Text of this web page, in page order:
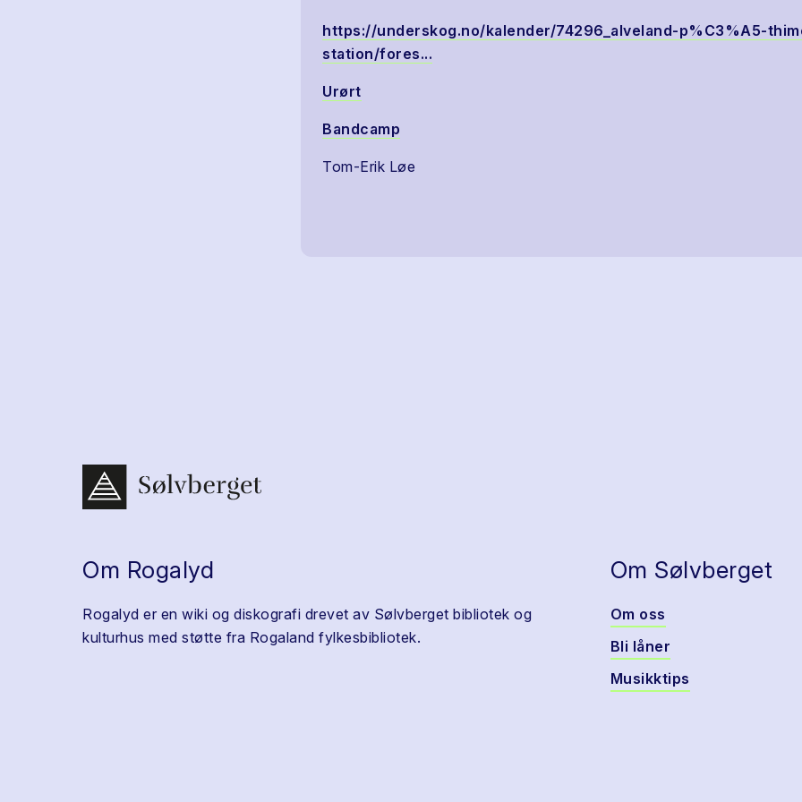
https://underskog.no/kalender/74296_alveland-p%C3%A5-
station/fores...
Urørt
Bandcamp
Tom-Erik Løe
Om Rogalyd
Rogalyd er en wiki og diskografi drevet av Sølvberget bibliotek og
kulturhus med støtte fra Rogaland fylkesbibliotek.
Om Sølvberget
Om oss
Bli låner
Musikktips